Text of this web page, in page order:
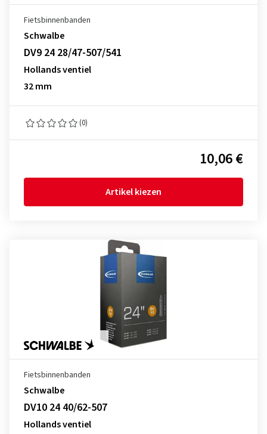
Fietsbinnenbanden
Schwalbe
DV9 24 28/47-507/541
Hollands ventiel
32 mm
(0)
10,06 €
Artikel kiezen
Fietsbinnenbanden
Schwalbe
DV10 24 40/62-507
Hollands ventiel